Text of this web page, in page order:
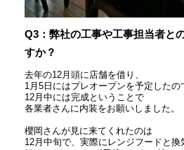
Q3：弊社の工事や工事担当者と
すか？
去年の12月頭に店舗を借り、
1月5日にはプレオープンを予定したの
12月中には完成ということで
各業者さんに内装をお願いしました。
櫻岡さんが見に来てくれたのは
12月中旬で、実際にレンジフードと換